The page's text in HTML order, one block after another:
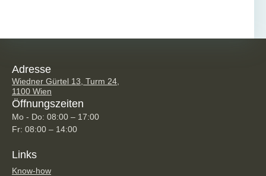
Adresse
Wiedner Gürtel 13, Turm 24,
1100 Wien
Öffnungszeiten
Mo - Do: 08:00 – 17:00
Fr: 08:00 – 14:00
Links
Know-how